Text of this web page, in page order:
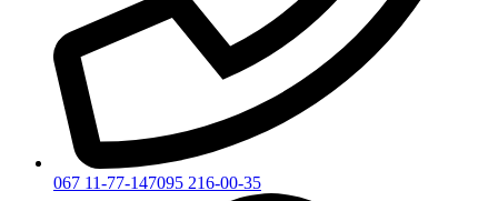
067 11-77-147095 216-00-35